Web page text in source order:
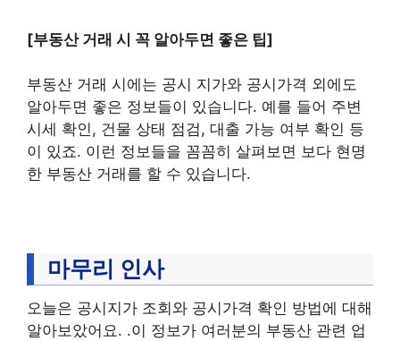
[부동산 거래 시 꼭 알아두면 좋은 팁]
부동산 거래 시에는 공시 지가와 공시가격 외에도
알아두면 좋은 정보들이 있습니다. 예를 들어 주변
시세 확인, 건물 상태 점검, 대출 가능 여부 확인 등
이 있죠. 이런 정보들을 꼼꼼히 살펴보면 보다 현명
한 부동산 거래를 할 수 있습니다.
마무리 인사
오늘은 공시지가 조회와 공시가격 확인 방법에 대해
알아보았어요. .이 정보가 여러분의 부동산 관련 업